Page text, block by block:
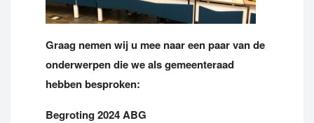
Graag nemen wij u mee naar een paar van de
onderwerpen die we als gemeenteraad
hebben besproken:
Begroting 2024 ABG